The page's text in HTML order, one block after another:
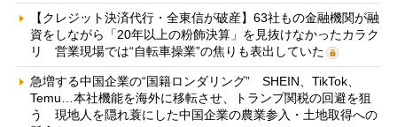
【クレジット決済代行・全東信が破産】63社もの金融機関が融
資をしながら「20年以上の粉飾決算」を見抜けなかったカラク
リ 営業現場では“自転車操業”の焦りも表出していた
急増する中国企業の“国籍ロンダリング” SHEIN、TikTok、
Temu…本社機能を海外に移転させ、トランプ関税の回避を狙
う 現地人を隠れ蓑にした中国企業の農業参入・土地取得への